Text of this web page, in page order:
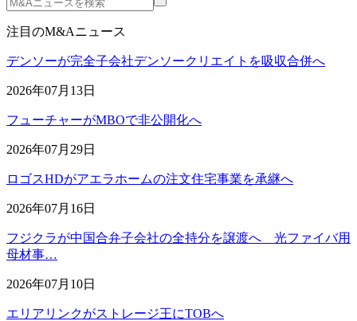
注目のM&Aニュース
デンソーが完全子会社デンソークリエイトを吸収合併へ
2026年07月13日
フューチャーがMBOで非公開化へ
2026年07月29日
ロゴスHDがアエラホームの注文住宅事業を承継へ
2026年07月16日
フジクラが中国合弁子会社の全持分を譲渡へ 光ファイバ用
母材事…
2026年07月10日
エリアリンクがストレージ王にTOBへ